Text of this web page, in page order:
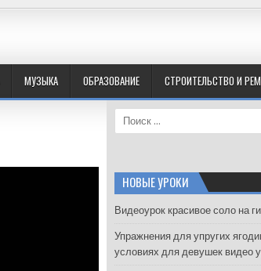
МУЗЫКА ОБРАЗОВАНИЕ СТРОИТЕЛЬСТВО И
e
h
f
r
:
НОВЫЕ УРОКИ
Видеоурок красивое соло на
Упражнения для упругих
условиях для девушек видео